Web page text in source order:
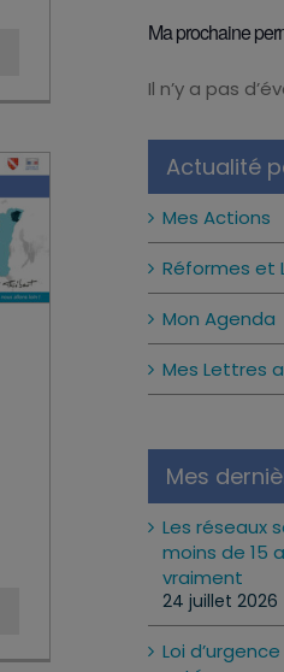
Ma prochaine
Notice
Il n’y a pas
Actualité
Mes Actions
Réformes et
Mon Agenda
Mes Lettres
Mes
Les réseaux
moins de 15
vraiment
24 juillet 2026
Loi